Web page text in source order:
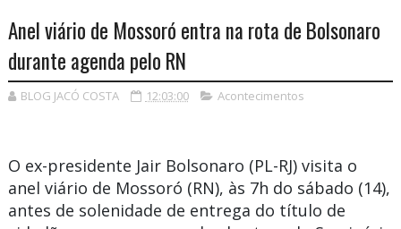
Anel viário de Mossoró entra na rota de Bolsonaro
durante agenda pelo RN
BLOG JACÓ COSTA 12:03:00 Acontecimentos
O ex-presidente Jair Bolsonaro (PL-RJ) visita o
anel viário de Mossoró (RN), às 7h do sábado (14),
antes de solenidade de entrega do título de